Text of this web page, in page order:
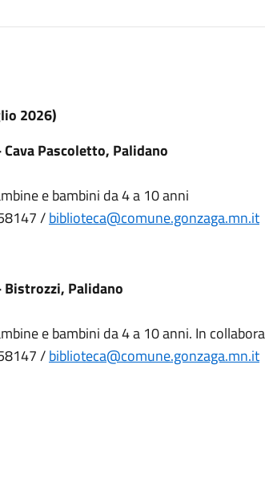
2026)
Pascoletto, Palidano
e bambini da 4 a 10 anni
/biblioteca@comune.gonzaga.mn.it
Palidano
e bambini da 4 a 10 anni. In
/biblioteca@comune.gonzaga.mn.it